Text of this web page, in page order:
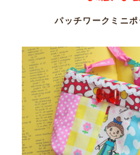
パッチワークミニ